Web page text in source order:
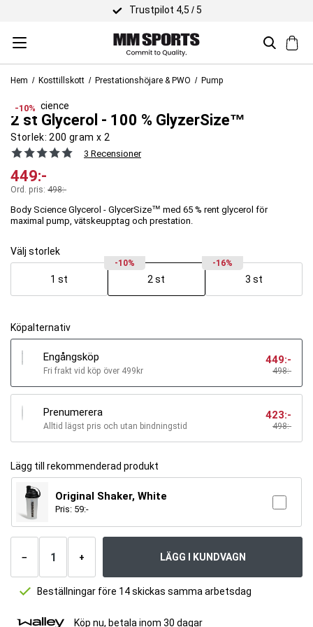
Trustpilot 4,5 / 5
Hem Kosttillskott Prestationshöjare & PWO Pump
-10%
Body Science
2 st Glycerol - 100 % GlyzerSize™
Storlek: 200 gram x 2
3 Recensioner
449:-
Ord. pris: 498:-
Body Science Glycerol - GlycerSize™ med 65 % rent glycerol för
maximal pump, vätskeupptag och prestation.
Välj storlek
1 st
-10%
2 st
-16%
3 st
Köpalternativ
Engångsköp
Fri frakt vid köp över 499kr 498:-
449:-
Prenumerera
Alltid lägst pris och utan bindningstid 498:-
423:-
Lägg till rekommenderad produkt
Original Shaker, White
Pris: 59:-
−
Antal
+ LÄGG I KUNDVAGN
Beställningar före 14 skickas samma arbetsdag
Köp nu, betala inom 30 dagar